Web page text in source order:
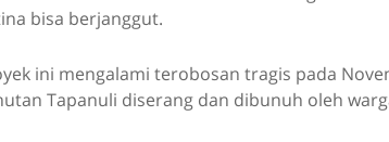
bisa berjanggut.
ini mengalami terobosan tragis pada
Tapanuli diserang dan dibunuh oleh